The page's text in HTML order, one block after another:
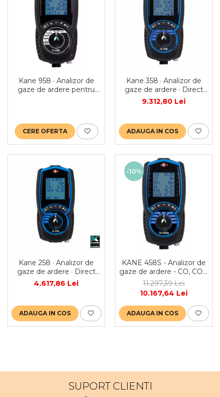
Kane 958 · Analizor de
gaze de ardere pentru
CERE OFERTA
Kane 358 · Analizor de
gaze de ardere · Direct
CO2, CO & NO sensor
9.312,80 Lei
ADAUGA IN COS
Kane 258 · Analizor de
gaze de ardere · Direct
CO, O2 & CO sensor
protection
4.617,86 Lei
ADAUGA IN COS
-10%
KANE 458S - Analizor de
gaze de ardere - CO, CO2,
NO
11.297,39 Lei
10.167,64 Lei
ADAUGA IN COS
SUPORT CLIENTI